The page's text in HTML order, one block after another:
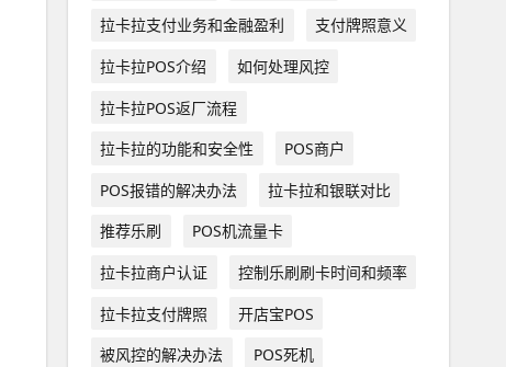
拉卡拉支付业务和金融盈利
支付牌照意义
拉卡拉POS介绍
如何处理风控
拉卡拉POS返厂流程
拉卡拉的功能和安全性
POS商户
POS报错的解决办法
拉卡拉和银联对比
推荐乐刷
POS机流量卡
拉卡拉商户认证
控制乐刷刷卡时间和频率
拉卡拉支付牌照
开店宝POS
被风控的解决办法
POS死机